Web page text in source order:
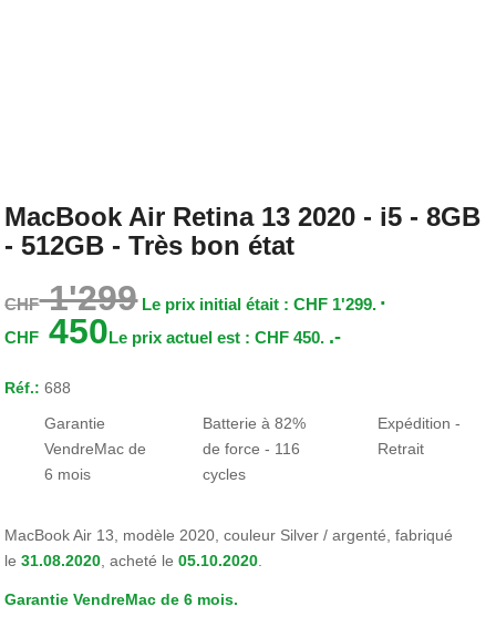
MacBook Air Retina 13 2020 - i5 - 8GB
- 512GB - Très bon état
CHF1'299 Le prix initial était : CHF 1'299.
CHF 450Le prix actuel est : CHF 450. .-
Réf.:688
Garantie
VendreMac de
6 mois
Batterie à 82%
de force - 116
cycles
Expédition -
Retrait
MacBook Air 13, modèle 2020, couleur Silver / argenté, fabriqué
le31.08.2020 , acheté le05.10.2020
Garantie VendreMac de 6 mois.